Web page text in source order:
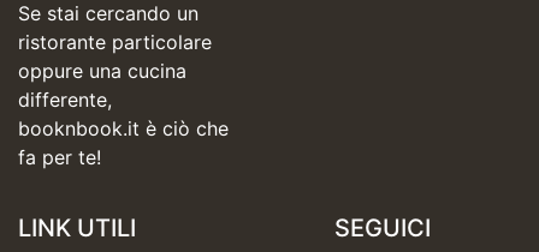
Se stai cercando un
ristorante particolare
oppure una cucina
differente,
booknbook.it è ciò che
fa per te!
LINK UTILI SEGUICI